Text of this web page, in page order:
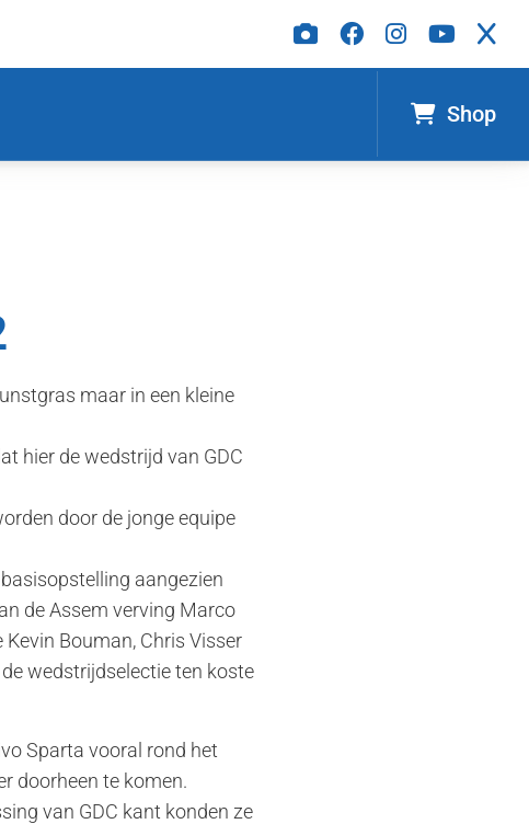
Shop
maar in een kleine
hier de wedstrijd van GDC
door de jonge equipe
aangezien
de Assem verving Marco
Bouman, Chris Visser
wedstrijdselectie ten koste
Sparta vooral rond het
doorheen te komen.
van GDC kant konden ze